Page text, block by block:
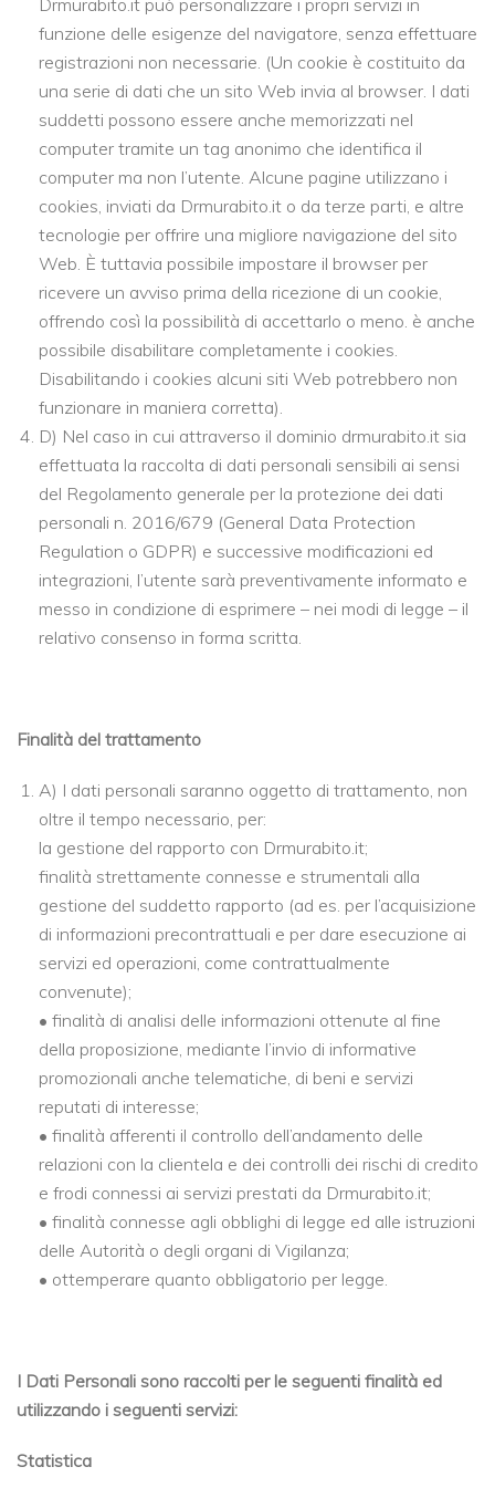
funzione delle esigenze del navigatore, senza effettuare
registrazioni non necessarie. (Un cookie è costituito da
una serie di dati che un sito Web invia al browser. I dati
suddetti possono essere anche memorizzati nel
computer tramite un tag anonimo che identifica il
computer ma non l’utente. Alcune pagine utilizzano i
cookies, inviati da Drmurabito.it o da terze parti, e altre
tecnologie per offrire una migliore navigazione del sito
Web. È tuttavia possibile impostare il browser per
ricevere un avviso prima della ricezione di un cookie,
offrendo così la possibilità di accettarlo o meno. è anche
possibile disabilitare completamente i cookies.
Disabilitando i cookies alcuni siti Web potrebbero non
funzionare in maniera corretta).
D) Nel caso in cui attraverso il dominio drmurabito.it sia
effettuata la raccolta di dati personali sensibili ai sensi
del Regolamento generale per la protezione dei dati
personali n. 2016/679 (General Data Protection
Regulation o GDPR) e successive modificazioni ed
integrazioni, l’utente sarà preventivamente informato e
messo in condizione di esprimere – nei modi di legge – il
relativo consenso in forma scritta.
Finalità del trattamento
A) I dati personali saranno oggetto di trattamento, non
oltre il tempo necessario, per:
la gestione del rapporto con Drmurabito.it;
finalità strettamente connesse e strumentali alla
gestione del suddetto rapporto (ad es. per l’acquisizione
di informazioni precontrattuali e per dare esecuzione ai
servizi ed operazioni, come contrattualmente
convenute);
• finalità di analisi delle informazioni ottenute al fine
della proposizione, mediante l’invio di informative
promozionali anche telematiche, di beni e servizi
reputati di interesse;
• finalità afferenti il controllo dell’andamento delle
relazioni con la clientela e dei controlli dei rischi di credito
e frodi connessi ai servizi prestati da Drmurabito.it;
• finalità connesse agli obblighi di legge ed alle istruzioni
delle Autorità o degli organi di Vigilanza;
• ottemperare quanto obbligatorio per legge.
I Dati Personali sono raccolti per le seguenti finalità ed
utilizzando i seguenti servizi:
Statistica